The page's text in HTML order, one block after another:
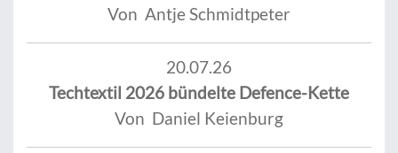
Von Antje Schmidtpeter
20.07.26
Techtextil 2026 bündelte Defence-Kette
Von Daniel Keienburg